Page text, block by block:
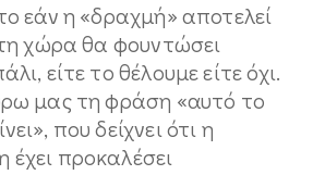
εάν η «δραχμή» αποτελεί
χώρα θα φουντώσει
είτε το θέλουμε είτε όχι.
μας τη φράση «αυτό το
που δείχνει ότι η
προκαλέσει